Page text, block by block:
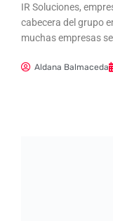
IR Soluciones,
cabecera del grupo
muchas empresas
Aldana Balmaceda